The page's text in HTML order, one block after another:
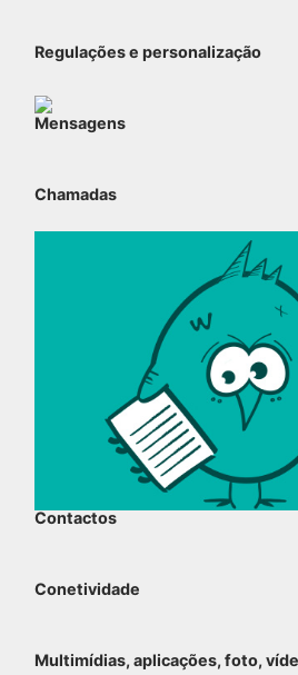
Regulações e personalização
Mensagens
Chamadas
Contactos
Conetividade
Multimídias, aplicações, foto,